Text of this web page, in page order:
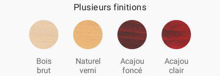
Plusieurs finitions
Bois
brut
Naturel
verni
Acajou
foncé
Acajou
clair